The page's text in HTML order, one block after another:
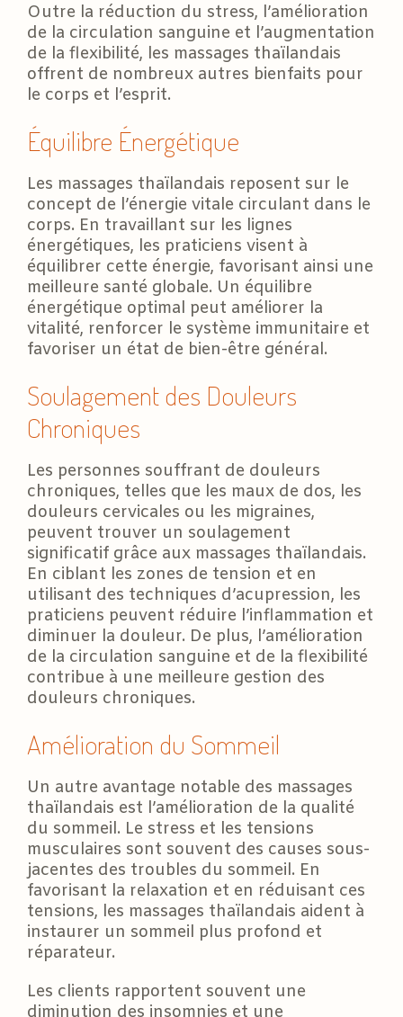
Outre la réduction du stress, l’amélioration
de la circulation sanguine et l’augmentation
de la flexibilité, les massages thaïlandais
offrent de nombreux autres bienfaits pour
le corps et l’esprit.
Équilibre Énergétique
Les massages thaïlandais reposent sur le
concept de l’énergie vitale circulant dans le
corps. En travaillant sur les lignes
énergétiques, les praticiens visent à
équilibrer cette énergie, favorisant ainsi une
meilleure santé globale. Un équilibre
énergétique optimal peut améliorer la
vitalité, renforcer le système immunitaire et
favoriser un état de bien-être général.
Soulagement des Douleurs
Chroniques
Les personnes souffrant de douleurs
chroniques, telles que les maux de dos, les
douleurs cervicales ou les migraines,
peuvent trouver un soulagement
significatif grâce aux massages thaïlandais.
En ciblant les zones de tension et en
utilisant des techniques d’acupression, les
praticiens peuvent réduire l’inflammation et
diminuer la douleur. De plus, l’amélioration
de la circulation sanguine et de la flexibilité
contribue à une meilleure gestion des
douleurs chroniques.
Amélioration du Sommeil
Un autre avantage notable des massages
thaïlandais est l’amélioration de la qualité
du sommeil. Le stress et les tensions
musculaires sont souvent des causes sous-
jacentes des troubles du sommeil. En
favorisant la relaxation et en réduisant ces
tensions, les massages thaïlandais aident à
instaurer un sommeil plus profond et
réparateur.
Les clients rapportent souvent une
diminution des insomnies et une